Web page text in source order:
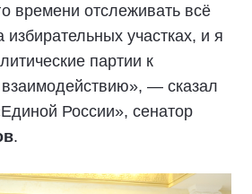
времени отслеживать всё
участках, и я
партии к
взаимодействию», — сказал
России», сенатор
.